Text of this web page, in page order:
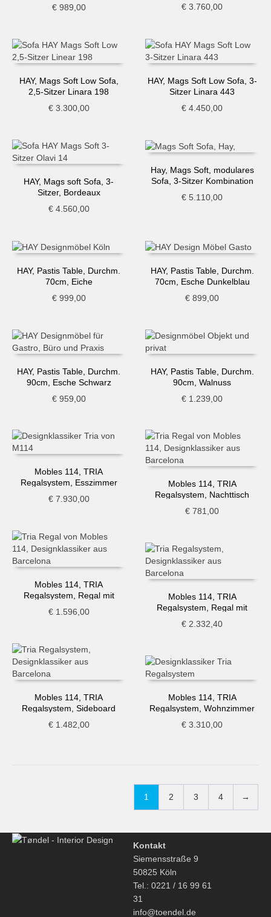
€989,00 € 3.760,00
HAY, Mags Soft Low Sofa,
2,5-Sitzer Linara 198
€3.300,00
HAY, Mags Soft Low Sofa, 3-
Sitzer Linara 443
€ 4.450,00
HAY, Mags soft Sofa, 3-
Sitzer, Bordeaux
€4.560,00
Hay, Mags Soft, modulares
Sofa, 3-Sitzer Kombination
€ 5.110,00
HAY, Pastis Table, Durchm.
70cm, Eiche
€999,00
HAY, Pastis Table, Durchm.
70cm, Esche Dunkelblau
€ 899,00
HAY, Pastis Table, Durchm.
90cm, Esche Schwarz
€959,00
HAY, Pastis Table, Durchm.
90cm, Walnuss
€ 1.239,00
Mobles 114, TRIA
Regalsystem, Esszimmer
€7.930,00
Mobles 114, TRIA
Regalsystem, Nachttisch
€ 781,00
Mobles 114, TRIA
Regalsystem, Regal mit
Schrank, ocker
€1.596,00
Mobles 114, TRIA
Regalsystem, Regal mit
Schreibtisch
€ 2.332,40
Mobles 114, TRIA
Regalsystem, Sideboard
hängend
€1.482,00
Mobles 114, TRIA
Regalsystem, Wohnzimmer
€ 3.310,00
1 2 3 4 →
Kontakt
Siemensstraße 9
50825 Köln
Tel.: 0221 / 16 99 61
31
info@toendel.de